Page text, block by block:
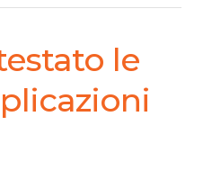
le